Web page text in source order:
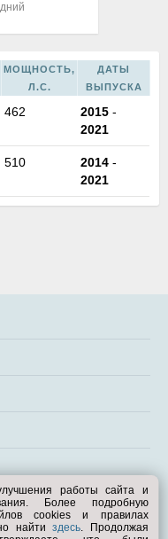
МОЩНОСТЬ,
Л.С.
ДАТЫ
ВЫПУСКА
462 2015 -
2021
510 2014 -
2021
версию
работы сайта и
Более подробную
cookies и правилах
найтиздесь. Продолжая